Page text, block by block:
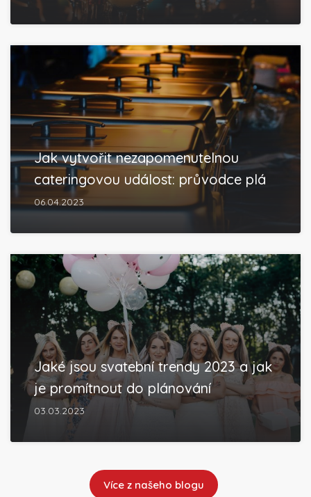
Jak vytvořit nezapomenutelnou
cateringovou událost: průvodce plá
06.04.2023
Jaké jsou svatební trendy 2023 a jak
je promítnout do plánování
03.03.2023
Více z našeho blogu